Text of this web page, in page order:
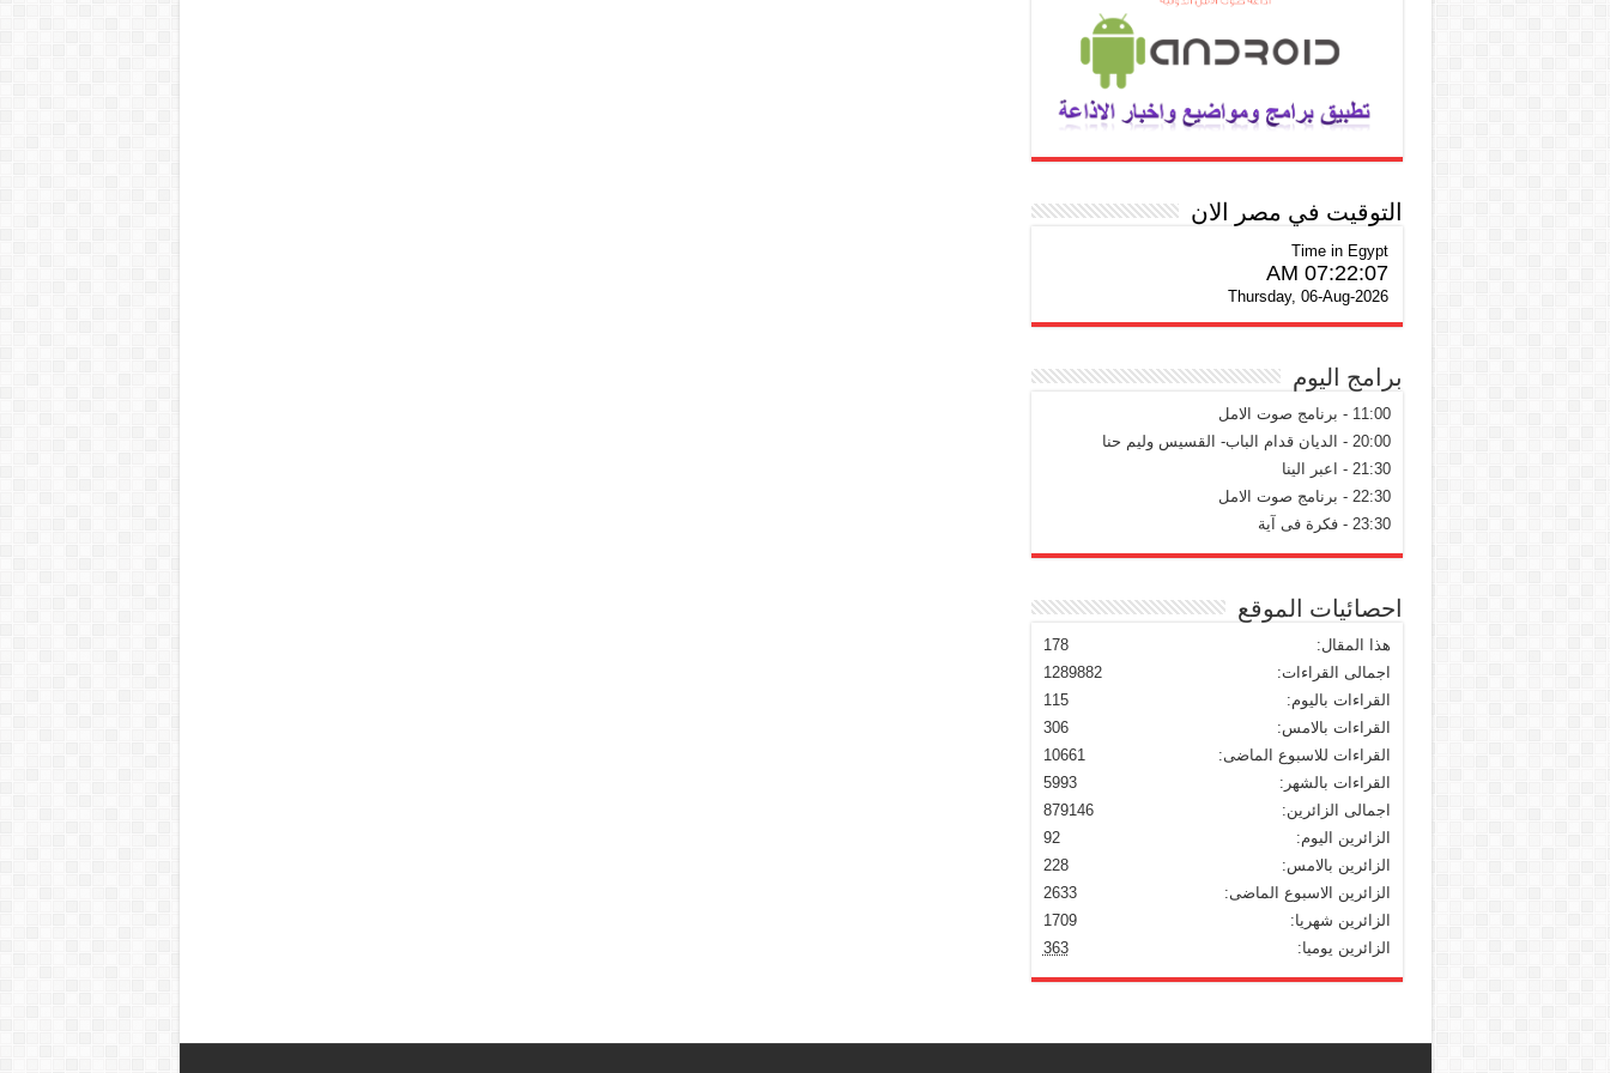
التوقيت في مصر الان
Time in Egypt
07:22:08 AM
Thursday, 06-Aug-2026
برامج اليوم
11:00 - برنامج صوت الامل
20:00 - الديان قدام الباب- القسيس وليم حنا
21:30 - اعبر الينا
22:30 - برنامج صوت الامل
23:30 - فكرة فى آية
احصائيات الموقع
178
هذا المقال:
1289882
اجمالى القراءات:
115
القراءات باليوم:
306
القراءات بالامس:
10661
القراءات للاسبوع الماضى:
5993
القراءات بالشهر:
879146
اجمالى الزائرين:
92
الزائرين اليوم:
228
الزائرين بالامس:
2633
الزائرين الاسبوع الماضى:
1709
الزائرين شهريا:
363
الزائرين يوميا: